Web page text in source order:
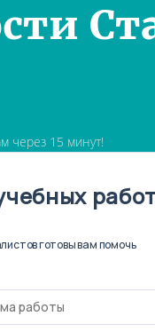
через 15 минут!
готовы вам помочь